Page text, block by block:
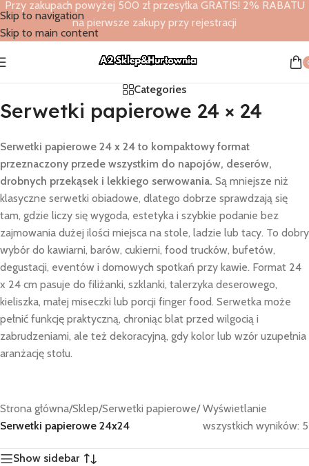
Skip to navigation
Skip to main content
Przy zakupach powyżej 500 zł przesyłka GRATIS! 2% RABATU
na pierwsze zakupy przy rejestracji
Categories
Serwetki papierowe 24 × 24
Serwetki papierowe 24 x 24 to kompaktowy format
przeznaczony przede wszystkim do napojów, deserów,
drobnych przekąsek i lekkiego serwowania. Są mniejsze niż
klasyczne serwetki obiadowe, dlatego dobrze sprawdzają się
tam, gdzie liczy się wygoda, estetyka i szybkie podanie bez
zajmowania dużej ilości miejsca na stole, ladzie lub tacy. To dobry
wybór do kawiarni, barów, cukierni, food trucków, bufetów,
degustacji, eventów i domowych spotkań przy kawie. Format 24
x 24 cm pasuje do filiżanki, szklanki, talerzyka deserowego,
kieliszka, małej miseczki lub porcji finger food. Serwetka może
pełnić funkcję praktyczną, chroniąc blat przed wilgocią i
zabrudzeniami, ale też dekoracyjną, gdy kolor lub wzór uzupełnia
aranżację stołu.
Strona główna/Sklep/Serwetki papierowe/
Serwetki papierowe 24x24
Wyświetlanie
wszystkich wyników: 5
Show sidebar